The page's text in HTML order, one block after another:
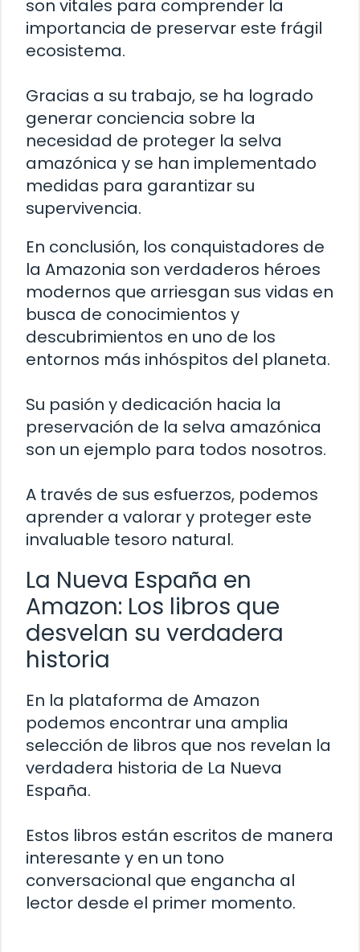
son vitales para comprender la
importancia de preservar este frágil
ecosistema.
Gracias a su trabajo, se ha logrado
generar conciencia sobre la
necesidad de proteger la selva
amazónica y se han implementado
medidas para garantizar su
supervivencia.
En conclusión, los conquistadores de
la Amazonia son verdaderos héroes
modernos que arriesgan sus vidas en
busca de conocimientos y
descubrimientos en uno de los
entornos más inhóspitos del planeta.
Su pasión y dedicación hacia la
preservación de la selva amazónica
son un ejemplo para todos nosotros.
A través de sus esfuerzos, podemos
aprender a valorar y proteger este
invaluable tesoro natural.
La Nueva España en
Amazon: Los libros que
desvelan su verdadera
historia
En la plataforma de Amazon
podemos encontrar una amplia
selección de libros que nos revelan la
verdadera historia de La Nueva
España.
Estos libros están escritos de manera
interesante y en un tono
conversacional que engancha al
lector desde el primer momento.